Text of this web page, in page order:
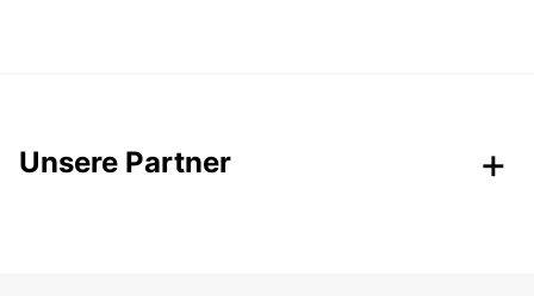
Unsere Partner